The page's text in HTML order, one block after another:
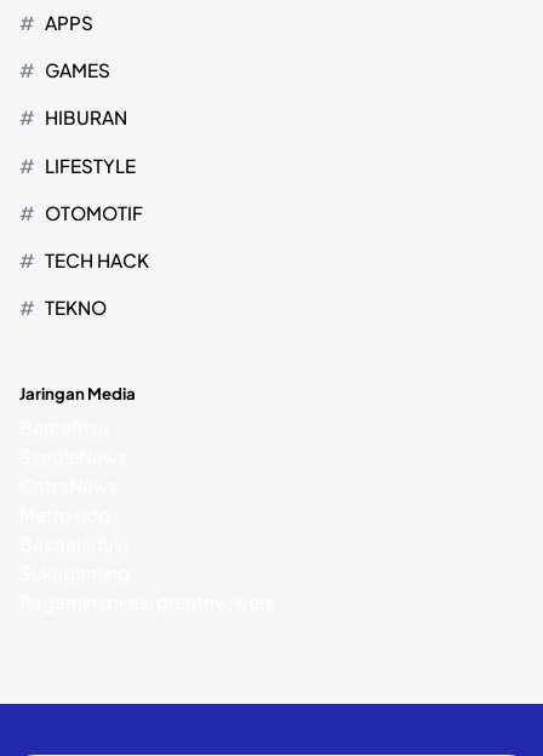
APPS
GAMES
HIBURAN
LIFESTYLE
OTOMOTIF
TECH HACK
TEKNO
Jaringan Media